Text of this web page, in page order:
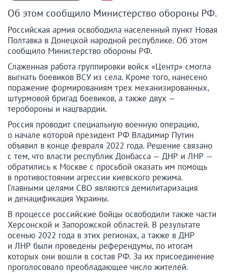
Об этом сообщило Министерство обороны РФ.
Российская армия освободила населенный пункт Новая
Полтавка в Донецкой народной республике. Об этом
сообщило Министерство обороны РФ.
Слаженная работа группировки войск «Центр» смогла
выгнать боевиков ВСУ из села. Кроме того, нанесено
поражение формированиям трех механизированных,
штурмовой бригад боевиков, а также двух —
теробороны и нацгвардии.
Россия проводит специальную военную операцию,
о начале которой президент РФ Владимир Путин
объявил в конце февраля 2022 года. Решение связано
с тем, что власти республик Донбасса — ДНР и ЛНР —
обратились к Москве с просьбой оказать им помощь
в противостоянии агрессии киевского режима.
Главными целями СВО являются демилитаризация
и денацификация Украины.
В процессе российские бойцы освободили также части
Херсонской и Запорожской областей. В результате
осенью 2022 года в этих регионах, а также в ДНР
и ЛНР были проведены референдумы, по итогам
которых они вошли в состав РФ. За их присоединение
проголосовало преобладающее число жителей.